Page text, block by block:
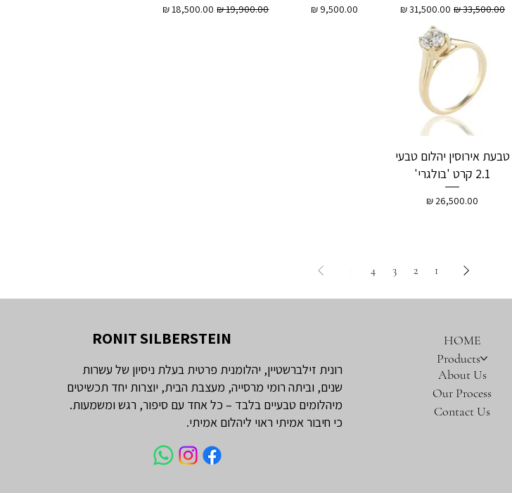
מחיר רגיל‏33,500.00 ‏₪ מחיר מבצע מחיר מחיר רגיל‏19,900.00 ‏₪ מחיר מבצע
טבעת אירוסין יהלום טבעי
2.1 קרט 'בולגרי'
מחיר
1
2
3
4
RONIT SILBERSTEIN
רונית זילברשטיין, יהלומנית פרטית בעלת ניסיון של עשרות
שנים, וביתה רומי מרסייה, מעצבת הבית, יוצרות יחד תכשיטים
מיהלומים טבעיים בלבד – כל אחד עם סיפור, רגש ומשמעות.
כי חיבור אמיתי ראוי ליהלום אמיתי.
HOME
Products
About Us
Our Process
Contact Us